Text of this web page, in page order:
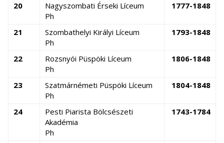
20
Nagyszombati Érseki Líceum
Ph
1777-1848
21
Szombathelyi Királyi Líceum
Ph
1793-1848
22
Rozsnyói Püspöki Líceum
Ph
1806-1848
23
Szatmárnémeti Püspöki Líceum
Ph
1804-1848
24
Pesti Piarista Bölcsészeti
Akadémia
Ph
1743-1784